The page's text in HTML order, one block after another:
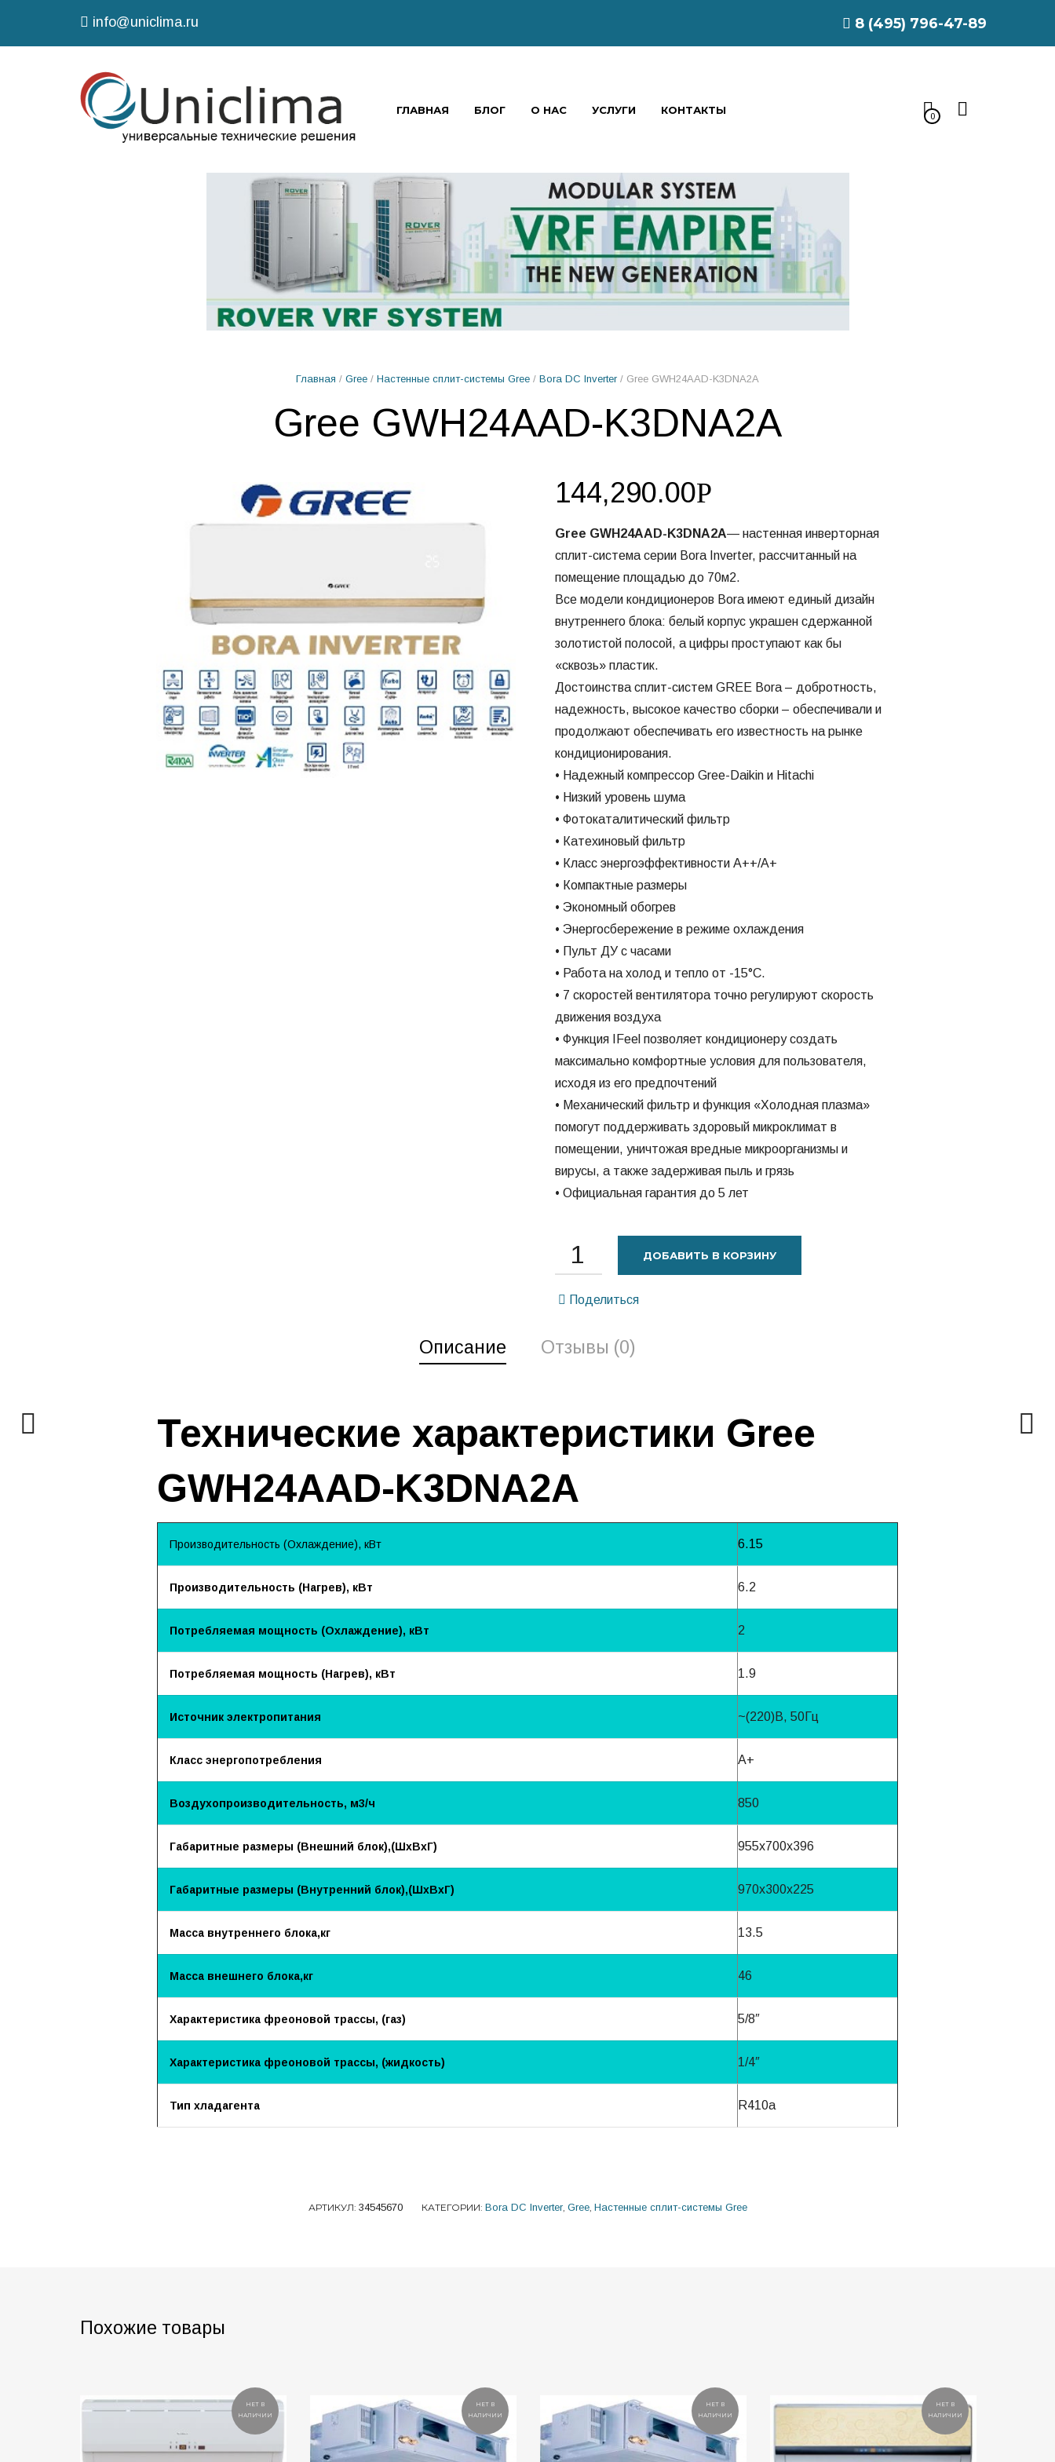
info@uniclima.ru 8 (495) 796-47-89
ГЛАВНАЯ БЛОГ О НАС УСЛУГИ КОНТАКТЫ 0
Главная / Gree / Настенные сплит-системы Gree / Bora DC Inverter / Gree GWH24AAD-K3DNA2A
Gree GWH24AAD-K3DNA2A
144,290.00Р
Gree GWH24AAD-K3DNA2A— настенная инверторная
сплит-система серии Bora Inverter, рассчитанный на
помещение площадью до 70м2.
Все модели кондиционеров Bora имеют единый дизайн
внутреннего блока: белый корпус украшен сдержанной
золотистой полосой, а цифры проступают как бы
«сквозь» пластик.
Достоинства сплит-систем GREE Bora – добротность,
надежность, высокое качество сборки – обеспечивали и
продолжают обеспечивать его известность на рынке
кондиционирования.
• Надежный компрессор Gree-Daikin и Hitachi
• Низкий уровень шума
• Фотокаталитический фильтр
• Катехиновый фильтр
• Класс энергоэффективности А++/А+
• Компактные размеры
• Экономный обогрев
• Энергосбережение в режиме охлаждения
• Пульт ДУ с часами
• Работа на холод и тепло от -15°С.
• 7 скоростей вентилятора точно регулируют скорость
движения воздуха
• Функция IFeel позволяет кондиционеру создать
максимально комфортные условия для пользователя,
исходя из его предпочтений
• Механический фильтр и функция «Холодная плазма»
помогут поддерживать здоровый микроклимат в
помещении, уничтожая вредные микроорганизмы и
вирусы, а также задерживая пыль и грязь
• Официальная гарантия до 5 лет
ДОБАВИТЬ В КОРЗИНУ
Поделиться
Описание Отзывы (0)
Технические характеристики Gree
GWH24AAD-K3DNA2A
Производительность (Охлаждение), кВт 6.15
Производительность (Нагрев), кВт 6.2
Потребляемая мощность (Охлаждение), кВт 2
Потребляемая мощность (Нагрев), кВт 1.9
Источник электропитания ~(220)B, 50Гц
Класс энергопотребления A+
Воздухопроизводительность, м3/ч 850
Габаритные размеры (Внешний блок),(ШхВхГ) 955x700x396
Габаритные размеры (Внутренний блок),(ШхВхГ) 970x300x225
Масса внутреннего блока,кг 13.5
Масса внешнего блока,кг 46
Характеристика фреоновой трассы, (газ) 5/8″
Характеристика фреоновой трассы, (жидкость) 1/4″
Тип хладагента R410a
АРТИКУЛ: 34545670 КАТЕГОРИИ: Bora DC Inverter, Gree, Настенные сплит-системы Gree
Похожие товары
НЕТ В
НАЛИЧИИ
НЕТ В
НАЛИЧИИ
НЕТ В
НАЛИЧИИ
НЕТ В
НАЛИЧИИ